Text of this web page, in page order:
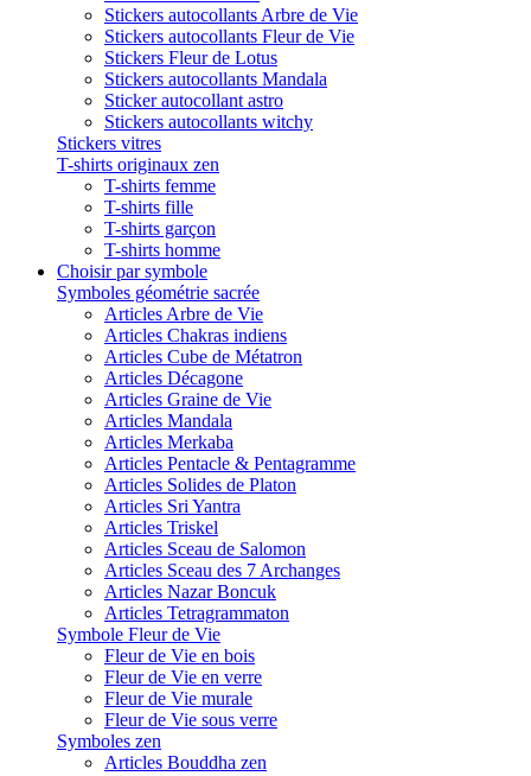
Stickers autocollants Arbre de Vie
Stickers autocollants Fleur de Vie
Stickers Fleur de Lotus
Stickers autocollants Mandala
Sticker autocollant astro
Stickers autocollants witchy
Stickers vitres
T-shirts originaux zen
T-shirts femme
T-shirts fille
T-shirts garçon
T-shirts homme
Choisir par symbole
Symboles géométrie sacrée
Articles Arbre de Vie
Articles Chakras indiens
Articles Cube de Métatron
Articles Décagone
Articles Graine de Vie
Articles Mandala
Articles Merkaba
Articles Pentacle & Pentagramme
Articles Solides de Platon
Articles Sri Yantra
Articles Triskel
Articles Sceau de Salomon
Articles Sceau des 7 Archanges
Articles Nazar Boncuk
Articles Tetragrammaton
Symbole Fleur de Vie
Fleur de Vie en bois
Fleur de Vie en verre
Fleur de Vie murale
Fleur de Vie sous verre
Symboles zen
Articles Bouddha zen